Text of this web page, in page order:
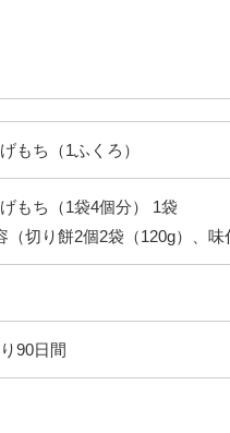
もち（1ふくろ）
もち（1袋4個分） 1袋
切り餅2個2袋（120g）、味
90日間